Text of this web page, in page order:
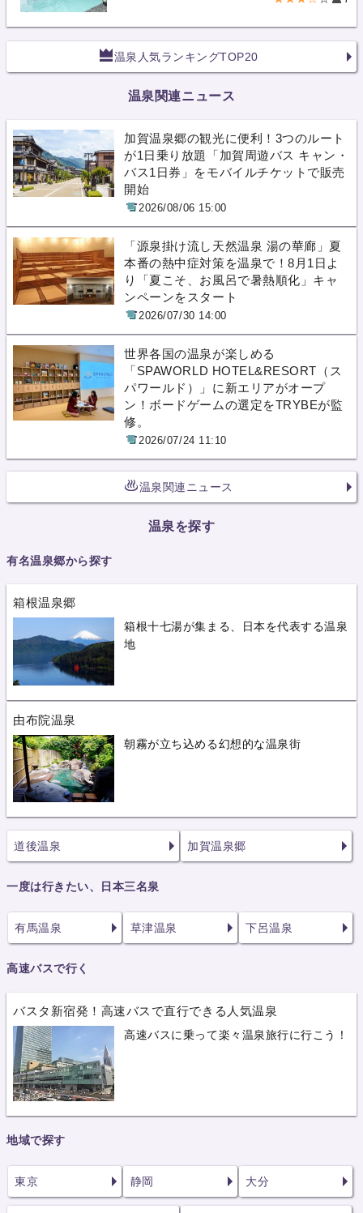
温泉人気ランキングTOP20
温泉関連ニュース
加賀温泉郷の観光に便利！3つのルート
が1日乗り放題「加賀周遊バス キャン・
バス1日券」をモバイルチケットで販売
開始
2026/08/06 15:00
「源泉掛け流し天然温泉 湯の華廊」夏
本番の熱中症対策を温泉で！8月1日よ
り「夏こそ、お風呂で暑熱順化」キャ
ンペーンをスタート
2026/07/30 14:00
世界各国の温泉が楽しめる
「SPAWORLD HOTEL&RESORT（ス
パワールド）」に新エリアがオープ
ン！ボードゲームの選定をTRYBEが監
修。
2026/07/24 11:10
温泉関連ニュース
温泉を探す
有名温泉郷から探す
箱根温泉郷
箱根十七湯が集まる、日本を代表する温泉
地
由布院温泉
朝霧が立ち込める幻想的な温泉街
道後温泉 加賀温泉郷
一度は行きたい、日本三名泉
有馬温泉 草津温泉 下呂温泉
高速バスで行く
バスタ新宿発！高速バスで直行できる人気温泉
高速バスに乗って楽々温泉旅行に行こう！
地域で探す
東京 静岡 大分